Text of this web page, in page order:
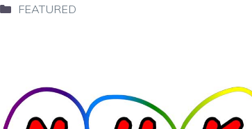
Categorie
FEATURED